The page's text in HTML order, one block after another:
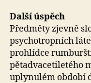
Další úspěch
Předměty zjevně
psychotropních
prohlídce
pětadvacetiletého
uplynulém období